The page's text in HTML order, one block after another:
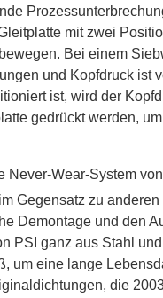
mit zwei
Bei einem
und Kopfdruck ist
ist, wird der
gedrückt werden,
Never-Wear-System
im Gegensatz zu anderen
Demontage und den
PSI ganz aus Stahl
um eine lange
die